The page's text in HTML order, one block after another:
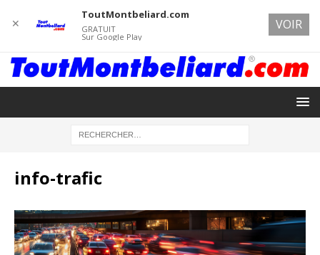
info-trafic
✕
ToutMontbeliard.com
GRATUIT
Sur Google Play
VOIR